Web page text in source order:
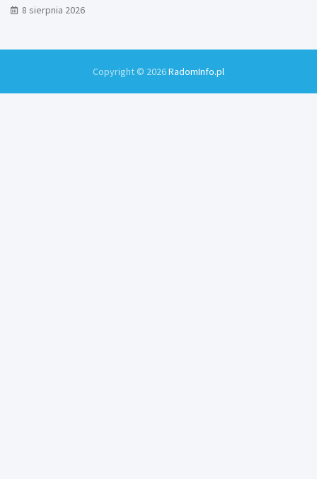
8 sierpnia 2026
Copyright © 2026RadomInfo.pl